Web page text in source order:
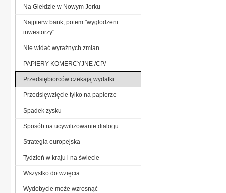
Na Giełdzie w Nowym Jorku
Najpierw bank, potem "wygłodzeni
inwestorzy"
Nie widać wyraźnych zmian
PAPIERY KOMERCYJNE /CP/
Przedsiębiorców czekają wydatki
Przedsięwzięcie tylko na papierze
Spadek zysku
Sposób na ucywilizowanie dialogu
Strategia europejska
Tydzień w kraju i na świecie
Wszystko do wzięcia
Wydobycie może wzrosnąć